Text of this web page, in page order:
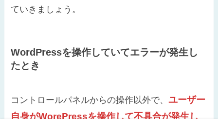
ていきましょう。
WordPressを操作していてエラーが発生し
たとき
コントロールパネルからの操作以外で、ユーザー
自身がWorePressを操作して不具合が発生し